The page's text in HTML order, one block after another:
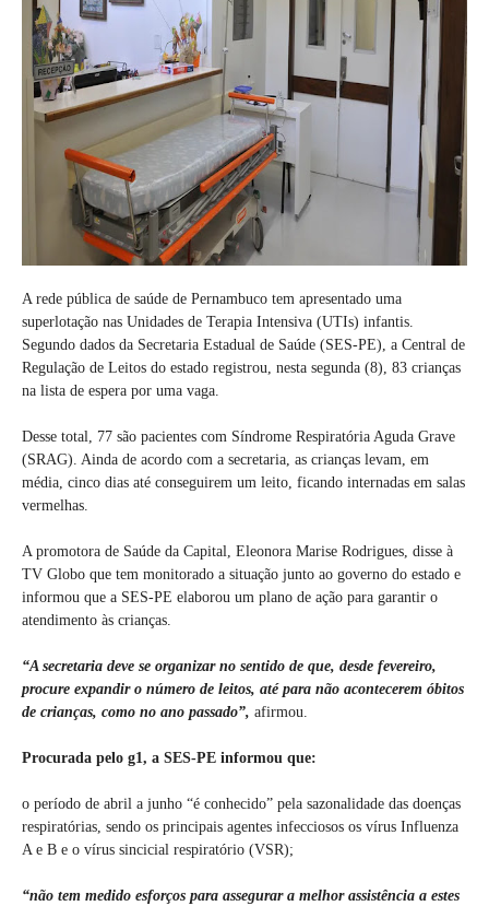
A rede pública de saúde de Pernambuco tem apresentado uma
superlotação nas Unidades de Terapia Intensiva (UTIs) infantis.
Segundo dados da Secretaria Estadual de Saúde (SES-PE), a Central de
Regulação de Leitos do estado registrou, nesta segunda (8), 83 crianças
na lista de espera por uma vaga.
Desse total, 77 são pacientes com Síndrome Respiratória Aguda Grave
(SRAG). Ainda de acordo com a secretaria, as crianças levam, em
média, cinco dias até conseguirem um leito, ficando internadas em salas
vermelhas.
A promotora de Saúde da Capital, Eleonora Marise Rodrigues, disse à
TV Globo que tem monitorado a situação junto ao governo do estado e
informou que a SES-PE elaborou um plano de ação para garantir o
atendimento às crianças.
“A secretaria deve se organizar no sentido de que, desde fevereiro,
procure expandir o número de leitos, até para não acontecerem óbitos
de crianças, como no ano passado”, afirmou.
Procurada pelo g1, a SES-PE informou que:
o período de abril a junho “é conhecido” pela sazonalidade das doenças
respiratórias, sendo os principais agentes infecciosos os vírus Influenza
A e B e o vírus sincicial respiratório (VSR);
“não tem medido esforços para assegurar a melhor assistência a estes